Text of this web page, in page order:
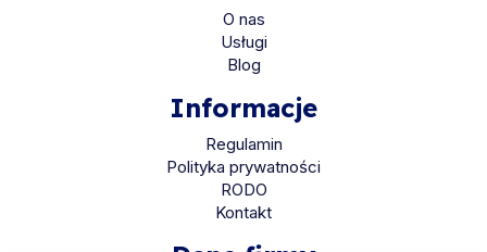
O nas
Usługi
Blog
Informacje
Regulamin
Polityka prywatności
RODO
Kontakt